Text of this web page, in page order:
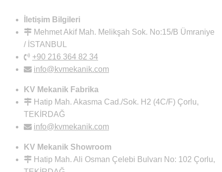
İletişim Bilgileri
Mehmet Akif Mah. Melikşah Sok. No:15/B Ümraniye
/ İSTANBUL
+90 216 364 82 34
info@kvmekanik.com
KV Mekanik Fabrika
Hatip Mah. Akasma Cad./Sok. H2 (4C/F) Çorlu,
TEKİRDAĞ
info@kvmekanik.com
KV Mekanik Showroom
Hatip Mah. Ali Osman Çelebi Bulvarı No: 102 Çorlu,